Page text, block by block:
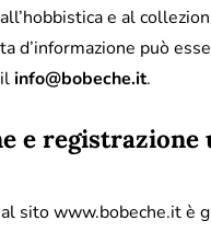
e al
d’informazione può
info@bobeche.it.
e registrazione
al sito www.bobeche.it è